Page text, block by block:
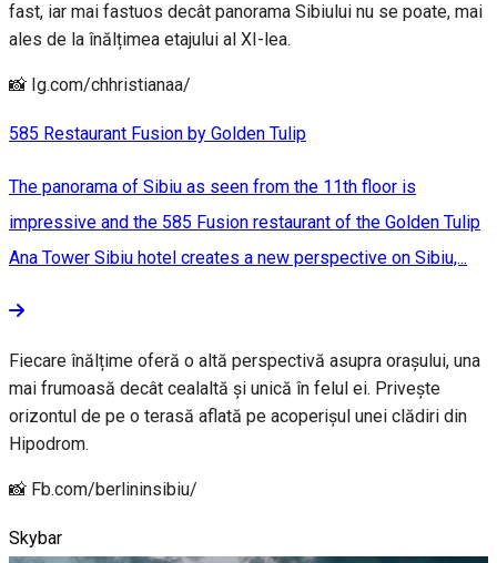
fast, iar mai fastuos decât panorama Sibiului nu se poate, mai
ales de la înălțimea etajului al XI-lea.
📸 Ig.com/chhristianaa/
585 Restaurant Fusion by Golden Tulip
The panorama of Sibiu as seen from the 11th floor is
impressive and the 585 Fusion restaurant of the Golden Tulip
Ana Tower Sibiu hotel creates a new perspective on Sibiu,...
Fiecare înălțime oferă o altă perspectivă asupra orașului, una
mai frumoasă decât cealaltă și unică în felul ei. Privește
orizontul de pe o terasă aflată pe acoperișul unei clădiri din
Hipodrom.
📸 Fb.com/berlininsibiu/
Skybar